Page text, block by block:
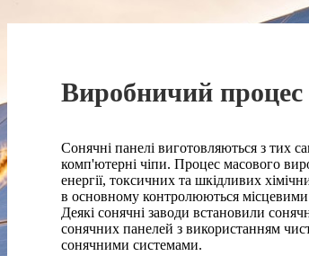
Виробничий процес
Сонячні панелі виготовляються з тих
комп'ютерні чіпи. Процес масового
енергії, токсичних та шкідливих
в основному контролюються
Деякі сонячні заводи встановили
сонячних панелей з використанням
сонячними системами.